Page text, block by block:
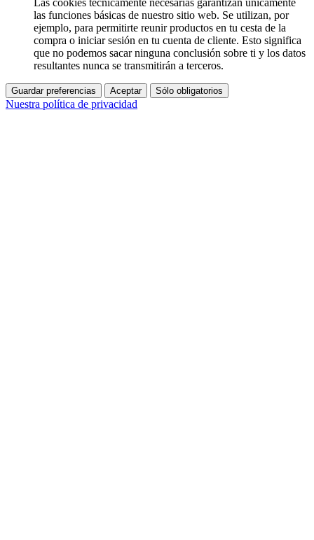
las funciones básicas de nuestro sitio web. Se utilizan, por
ejemplo, para permitirte reunir productos en tu cesta de la
compra o iniciar sesión en tu cuenta de cliente. Esto significa
que no podemos sacar ninguna conclusión sobre ti y los datos
resultantes nunca se transmitirán a terceros.
Guardar preferencias Aceptar Sólo obligatorios
Nuestra política de privacidad